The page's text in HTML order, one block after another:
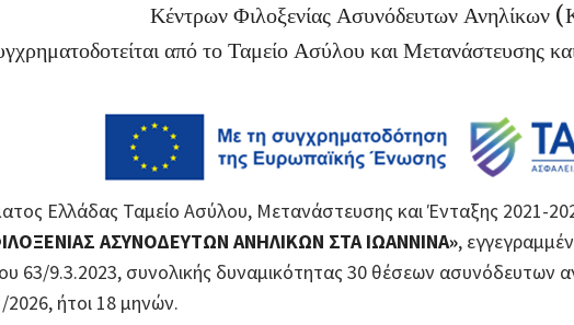
Κέντρων Φιλοξενίας Ασυνόδευτων
από το Ταμείο Ασύλου και Μετανάστευσης
Ελλάδας Ταμείο Ασύλου, Μετανάστευσης και Ένταξης 2021-
ΑΣΥΝΟΔΕΥΤΩΝ ΑΝΗΛΙΚΩΝ ΣΤΑ ΙΩΑΝΝΙΝΑ»,
63/9.3.2023, συνολικής δυναμικότητας 30 θέσεων ασυνόδευτων
ήτοι 18 μηνών.